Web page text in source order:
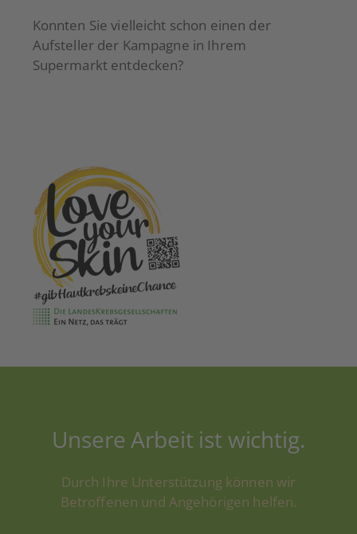
Konnten Sie vielleicht schon einen der
Aufsteller der Kampagne in Ihrem
Supermarkt entdecken?
Unsere Arbeit ist wichtig.
Durch Ihre Unterstützung können wir
Betroffenen und Angehörigen helfen.